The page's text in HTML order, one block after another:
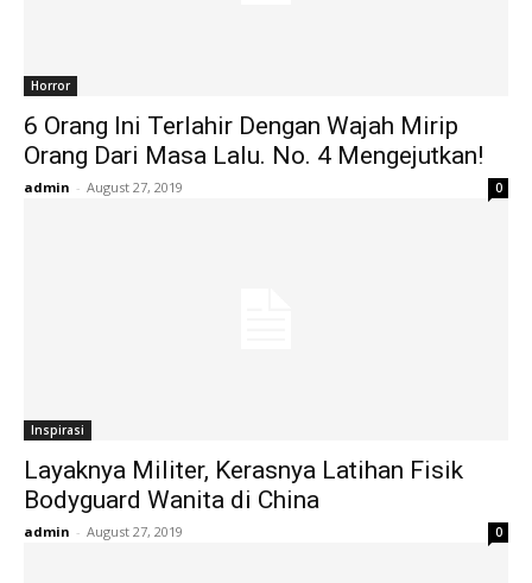
Horror
6 Orang Ini Terlahir Dengan Wajah Mirip
Orang Dari Masa Lalu. No. 4 Mengejutkan!
admin - August 27, 2019 0
Inspirasi
Layaknya Militer, Kerasnya Latihan Fisik
Bodyguard Wanita di China
admin - August 27, 2019 0